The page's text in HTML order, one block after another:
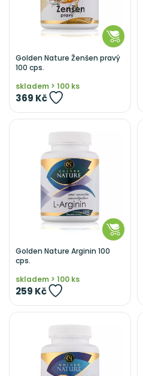
Golden Nature Ženšen pravý
100 cps.
skladem > 100 ks
369 Kč
Golden Nature Arginin 100
cps.
skladem > 100 ks
259 Kč